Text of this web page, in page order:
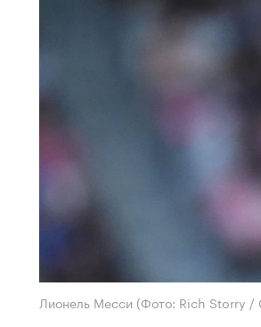
Лионель Месси (Фото: Rich Storry /